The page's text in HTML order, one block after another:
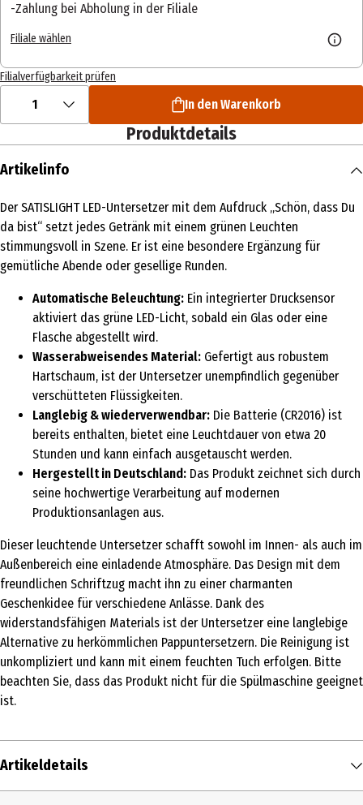
Zahlung bei Abholung in der Filiale
Filiale wählen
Filialverfügbarkeit prüfen
1 In den Warenkorb
Produktdetails
Artikelinfo
Der SATISLIGHT LED-Untersetzer mit dem Aufdruck „Schön, dass Du
da bist“ setzt jedes Getränk mit einem grünen Leuchten
stimmungsvoll in Szene. Er ist eine besondere Ergänzung für
gemütliche Abende oder gesellige Runden.
Automatische Beleuchtung: Ein integrierter Drucksensor
aktiviert das grüne LED-Licht, sobald ein Glas oder eine
Flasche abgestellt wird.
Wasserabweisendes Material: Gefertigt aus robustem
Hartschaum, ist der Untersetzer unempfindlich gegenüber
verschütteten Flüssigkeiten.
Langlebig & wiederverwendbar: Die Batterie (CR2016) ist
bereits enthalten, bietet eine Leuchtdauer von etwa 20
Stunden und kann einfach ausgetauscht werden.
Hergestellt in Deutschland: Das Produkt zeichnet sich durch
seine hochwertige Verarbeitung auf modernen
Produktionsanlagen aus.
Dieser leuchtende Untersetzer schafft sowohl im Innen- als auch im
Außenbereich eine einladende Atmosphäre. Das Design mit dem
freundlichen Schriftzug macht ihn zu einer charmanten
Geschenkidee für verschiedene Anlässe. Dank des
widerstandsfähigen Materials ist der Untersetzer eine langlebige
Alternative zu herkömmlichen Pappuntersetzern. Die Reinigung ist
unkompliziert und kann mit einem feuchten Tuch erfolgen. Bitte
beachten Sie, dass das Produkt nicht für die Spülmaschine geeignet
ist.
Artikeldetails